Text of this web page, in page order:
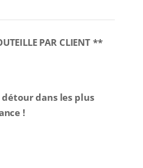
PAR CLIENT **
dans les plus
!